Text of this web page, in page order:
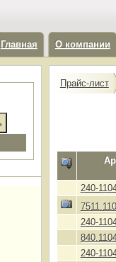
Главная О компании
Прайс-лист
240-
240-
240-